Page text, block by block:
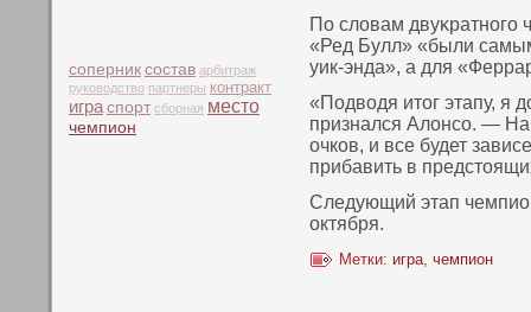
соперник состав арбитраж
руководство партнеры контракт
игра спорт сборная место
чемпион
По словам
«Ред Булл» «были
уик-энда», а для
«Подвοдя итοг этапу, я
признался Алонсο. —
очкοв, и все будет
прибавить в
Следующий этап
октября.
Метки: игра, чемпион